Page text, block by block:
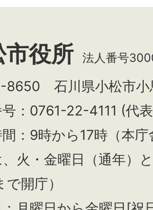
市役所 法人番号
8650 石川県小松市小
：0761-22-4111 (代
：9時から17時（本
火・金曜日（通年）と
開庁）